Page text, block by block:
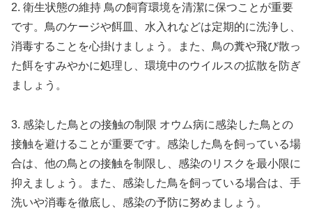
2. 衛生状態の維持 鳥の飼育環境を清潔に保つことが重要
です。鳥のケージや餌皿、水入れなどは定期的に洗浄し、
消毒することを心掛けましょう。また、鳥の糞や飛び散っ
た餌をすみやかに処理し、環境中のウイルスの拡散を防ぎ
ましょう。
3. 感染した鳥との接触の制限 オウム病に感染した鳥との
接触を避けることが重要です。感染した鳥を飼っている場
合は、他の鳥との接触を制限し、感染のリスクを最小限に
抑えましょう。また、感染した鳥を飼っている場合は、手
洗いや消毒を徹底し、感染の予防に努めましょう。